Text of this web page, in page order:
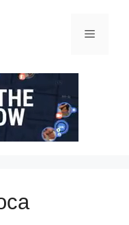
Menu